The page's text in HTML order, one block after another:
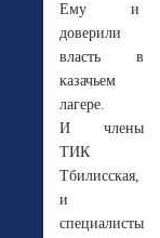
Ему и
доверили
власть в
казачьем
лагере.
И члены
ТИК
Тбилисская,
и
специалисты